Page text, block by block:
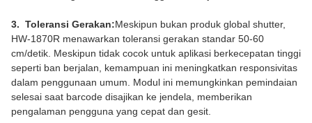
3. Toleransi Gerakan:Meskipun bukan produk global shutter,
HW-1870R menawarkan toleransi gerakan standar 50-60
cm/detik. Meskipun tidak cocok untuk aplikasi berkecepatan tinggi
seperti ban berjalan, kemampuan ini meningkatkan responsivitas
dalam penggunaan umum. Modul ini memungkinkan pemindaian
selesai saat barcode disajikan ke jendela, memberikan
pengalaman pengguna yang cepat dan gesit.